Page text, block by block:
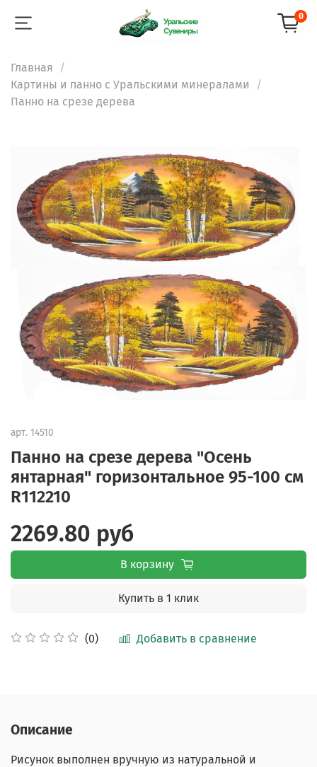
0
Главная
Картины и панно с Уральскими минералами
Панно на срезе дерева
арт. 14510
Панно на срезе дерева "Осень
янтарная" горизонтальное 95-100 см
R112210
(0) Добавить в сравнение
2269.80 руб
В корзину
Купить в 1 клик
Описание
Рисунок выполнен вручную из натуральной и